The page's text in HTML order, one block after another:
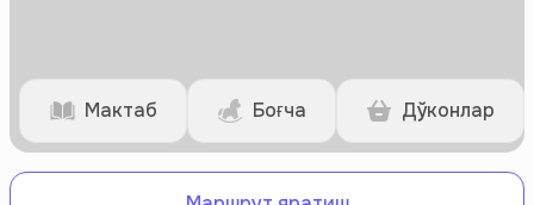
Мактаб Боғча Дўконлар